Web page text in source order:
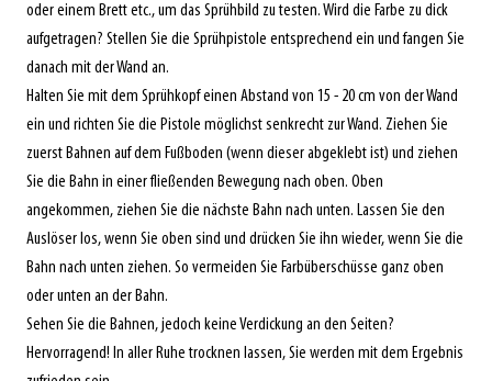
oder einem Brett etc., um das Sprühbild zu testen. Wird die Farbe zu dick
aufgetragen? Stellen Sie die Sprühpistole entsprechend ein und fangen Sie
danach mit der Wand an.
Halten Sie mit dem Sprühkopf einen Abstand von 15 - 20 cm von der Wand
ein und richten Sie die Pistole möglichst senkrecht zur Wand. Ziehen Sie
zuerst Bahnen auf dem Fußboden (wenn dieser abgeklebt ist) und ziehen
Sie die Bahn in einer fließenden Bewegung nach oben. Oben
angekommen, ziehen Sie die nächste Bahn nach unten. Lassen Sie den
Auslöser los, wenn Sie oben sind und drücken Sie ihn wieder, wenn Sie die
Bahn nach unten ziehen. So vermeiden Sie Farbüberschüsse ganz oben
oder unten an der Bahn.
Sehen Sie die Bahnen, jedoch keine Verdickung an den Seiten?
Hervorragend! In aller Ruhe trocknen lassen, Sie werden mit dem Ergebnis